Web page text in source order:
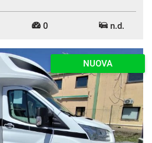
0 n.d.
NUOVA